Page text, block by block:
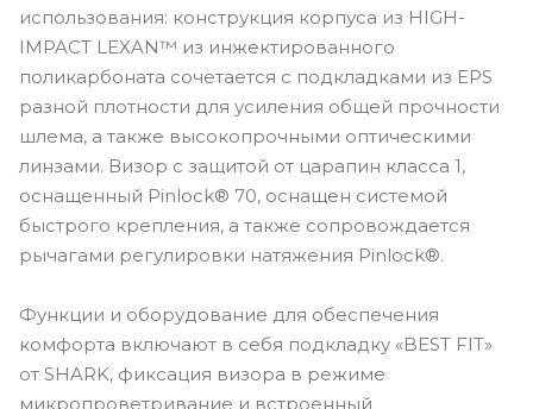
использования: конструкция корпуса из HIGH-
IMPACT LEXAN™ из инжектированного
поликарбоната сочетается с подкладками из EPS
разной плотности для усиления общей прочности
шлема, а также высокопрочными оптическими
линзами. Визор с защитой от царапин класса 1,
оснащенный Pinlock® 70, оснащен системой
быстрого крепления, а также сопровождается
рычагами регулировки натяжения Pinlock®.
Функции и оборудование для обеспечения
комфорта включают в себя подкладку «BEST FIT»
от SHARK, фиксация визора в режиме
микропроветривание и встроенный